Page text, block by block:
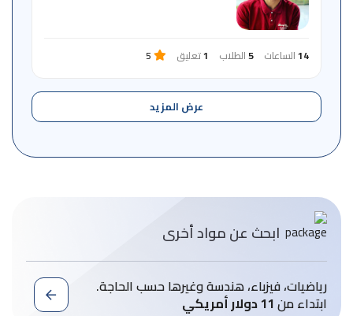
14الساعات 5الطلاب 1تعليق 5
عرض المزيد
ابحث عن مواد أخرى
رياضيات، فيزباء، هندسة وغيرها حسب الحاجة.
ابتداء من11 دولار أمريكي